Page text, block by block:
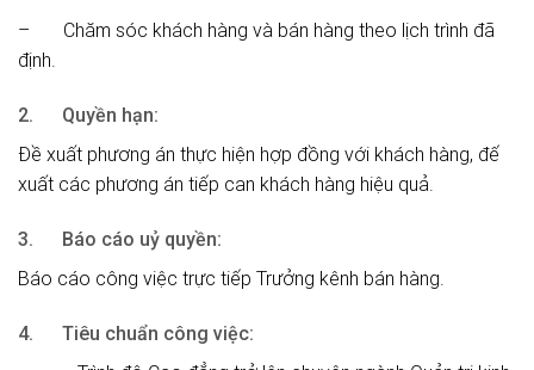
– Chăm sóc khách hàng và bán hàng theo lịch trình đã
định.
2. Quyền hạn:
Đề xuất phương án thực hiện hợp đồng với khách hàng, đế
xuất các phương án tiếp can khách hàng hiệu quả.
3. Báo cáo uỷ quyền:
Báo cáo công việc trực tiếp Trưởng kênh bán hàng.
4. Tiêu chuẩn công việc: